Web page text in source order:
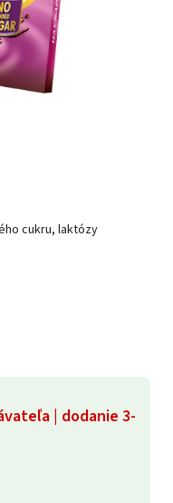
| dodanie 3-
cukru, laktózy